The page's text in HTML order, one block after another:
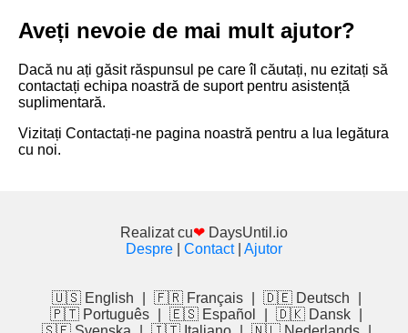
Aveți nevoie de mai mult ajutor?
Dacă nu ați găsit răspunsul pe care îl căutați, nu ezitați să
contactați echipa noastră de suport pentru asistență
suplimentară.
Vizitați Contactați-ne pagina noastră pentru a lua legătura
cu noi.
Realizat cu❤ DaysUntil.io
Despre
Contact| Ajutor
🇺🇸 English 🇫🇷 Français 🇩🇪 Deutsch
🇵🇹 Português
🇪🇸 Español 🇩🇰 Dansk